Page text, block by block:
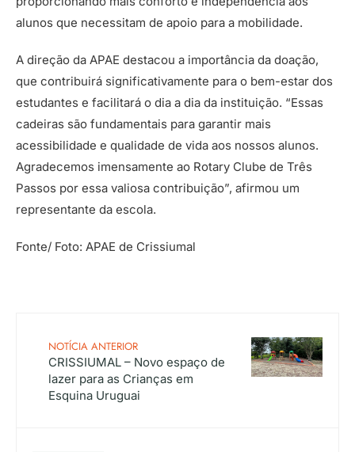
alunos que necessitam de apoio para a mobilidade.
A direção da APAE destacou a importância da doação,
que contribuirá significativamente para o bem-estar dos
estudantes e facilitará o dia a dia da instituição. “Essas
cadeiras são fundamentais para garantir mais
acessibilidade e qualidade de vida aos nossos alunos.
Agradecemos imensamente ao Rotary Clube de Três
Passos por essa valiosa contribuição”, afirmou um
representante da escola.
Fonte/ Foto: APAE de Crissiumal
NOTÍCIA ANTERIOR
CRISSIUMAL – Novo espaço de
lazer para as Crianças em
Esquina Uruguai